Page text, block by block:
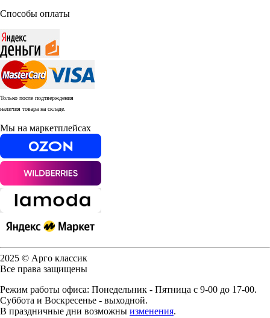
Способы оплаты
Только после подтверждения
наличия товара на складе.
Мы на маркетплейсах
2025 © Арго классик
Все права защищены
Режим работы офиса: Понедельник - Пятница с 9-00 до 17-00.
Суббота и Воскресенье - выходной.
В праздничные дни возможны изменения.